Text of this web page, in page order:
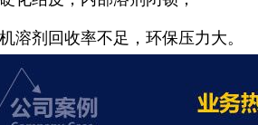
溶剂回收率不足，环保压力大。